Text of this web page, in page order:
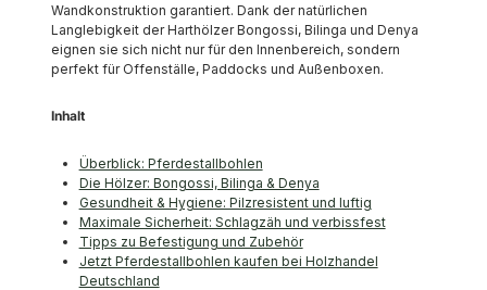
Wandkonstruktion garantiert. Dank der natürlichen
Langlebigkeit der Harthölzer Bongossi, Bilinga und Denya
eignen sie sich nicht nur für den Innenbereich, sondern
perfekt für Offenställe, Paddocks und Außenboxen.
Inhalt
Überblick: Pferdestallbohlen
Die Hölzer: Bongossi, Bilinga & Denya
Gesundheit & Hygiene: Pilzresistent und luftig
Maximale Sicherheit: Schlagzäh und verbissfest
Tipps zu Befestigung und Zubehör
Jetzt Pferdestallbohlen kaufen bei Holzhandel
Deutschland